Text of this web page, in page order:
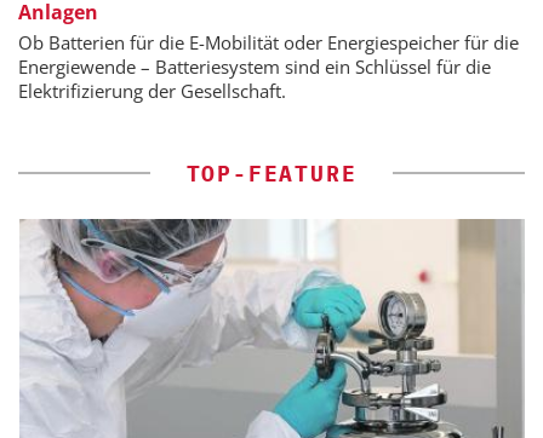
Anlagen
Ob Batterien für die E-Mobilität oder Energiespeicher für die
Energiewende – Batteriesystem sind ein Schlüssel für die
Elektrifizierung der Gesellschaft.
TOP-FEATURE